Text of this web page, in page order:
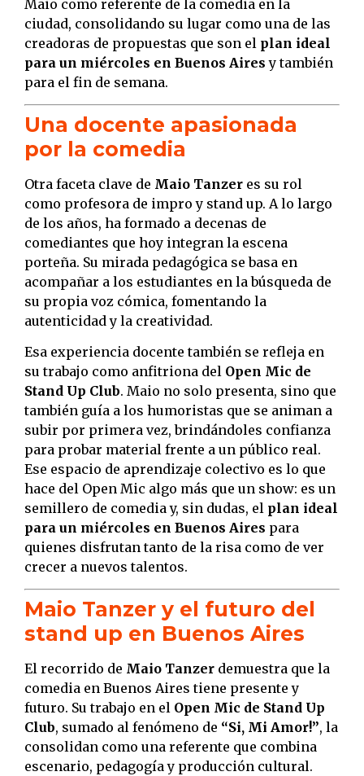
Maio como referente de la comedia en la
ciudad, consolidando su lugar como una de las
creadoras de propuestas que son el plan ideal
para un miércoles en Buenos Aires y también
para el fin de semana.
Una docente apasionada
por la comedia
Otra faceta clave de Maio Tanzer es su rol
como profesora de impro y stand up. A lo largo
de los años, ha formado a decenas de
comediantes que hoy integran la escena
porteña. Su mirada pedagógica se basa en
acompañar a los estudiantes en la búsqueda de
su propia voz cómica, fomentando la
autenticidad y la creatividad.
Esa experiencia docente también se refleja en
su trabajo como anfitriona del Open Mic de
Stand Up Club. Maio no solo presenta, sino que
también guía a los humoristas que se animan a
subir por primera vez, brindándoles confianza
para probar material frente a un público real.
Ese espacio de aprendizaje colectivo es lo que
hace del Open Mic algo más que un show: es un
semillero de comedia y, sin dudas, el plan ideal
para un miércoles en Buenos Aires para
quienes disfrutan tanto de la risa como de ver
crecer a nuevos talentos.
Maio Tanzer y el futuro del
stand up en Buenos Aires
El recorrido de Maio Tanzer demuestra que la
comedia en Buenos Aires tiene presente y
futuro. Su trabajo en el Open Mic de Stand Up
Club, sumado al fenómeno de “Si, Mi Amor!”, la
consolidan como una referente que combina
escenario, pedagogía y producción cultural.